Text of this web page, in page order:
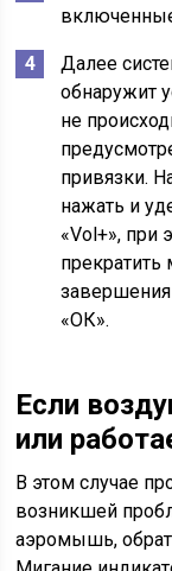
включенные
Далее
обнаружит
не
привязки.
нажать и
«Vol+», при
прекратить
«ОК».
Если
или
В этом случае
возникшей
аэромышь,